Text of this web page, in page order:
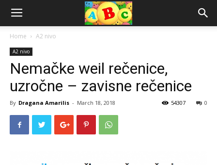
Home A2 nivo
A2 nivo
Nemačke weil rečenice,
uzročne – zavisne rečenice
By Dragana Amarilis - March 18, 2018 0
54307